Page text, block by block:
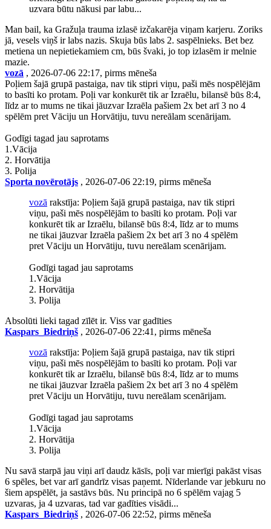
uzvara būtu nākusi par labu...
Man bail, ka Gražuļa trauma izlasē izčakarēja viņam karjeru. Zoriks
jā, vesels viņš ir labs nazis. Skuja būs labs 2. saspēlnieks. Bet bez
metiena un nepietiekamiem cm, būs švaki, jo top izlasēm ir melnie
mazie.
vozā , 2026-07-06 22:17, pirms mēneša
Poļiem šajā grupā pastaiga, nav tik stipri viņu, paši mēs nospēlējām
to basīti ko protam. Poļi var konkurēt tik ar Izraēlu, bilansē būs 8:4,
līdz ar to mums ne tikai jāuzvar Izraēla pašiem 2x bet arī 3 no 4
spēlēm pret Vāciju un Horvātiju, tuvu nereālam scenārijam.
Godīgi tagad jau saprotams
1.Vācija
2. Horvātija
3. Polija
Sporta novērotājs , 2026-07-06 22:19, pirms mēneša
vozā rakstīja: Poļiem šajā grupā pastaiga, nav tik stipri
viņu, paši mēs nospēlējām to basīti ko protam. Poļi var
konkurēt tik ar Izraēlu, bilansē būs 8:4, līdz ar to mums
ne tikai jāuzvar Izraēla pašiem 2x bet arī 3 no 4 spēlēm
pret Vāciju un Horvātiju, tuvu nereālam scenārijam.
Godīgi tagad jau saprotams
1.Vācija
2. Horvātija
3. Polija
Absolūti lieki tagad zīlēt ir. Viss var gadīties
Kaspars_Biedriņš , 2026-07-06 22:41, pirms mēneša
vozā rakstīja: Poļiem šajā grupā pastaiga, nav tik stipri
viņu, paši mēs nospēlējām to basīti ko protam. Poļi var
konkurēt tik ar Izraēlu, bilansē būs 8:4, līdz ar to mums
ne tikai jāuzvar Izraēla pašiem 2x bet arī 3 no 4 spēlēm
pret Vāciju un Horvātiju, tuvu nereālam scenārijam.
Godīgi tagad jau saprotams
1.Vācija
2. Horvātija
3. Polija
Nu savā starpā jau viņi arī daudz kāsīs, poļi var mierīgi pakāst visas
6 spēles, bet var arī gandrīz visas paņemt. Nīderlande var jebkuru no
šiem apspēlēt, ja sastāvs būs. Nu principā no 6 spēlēm vajag 5
uzvaras, ja 4 uzvaras, tad var gadīties visādi...
Kaspars_Biedriņš , 2026-07-06 22:52, pirms mēneša